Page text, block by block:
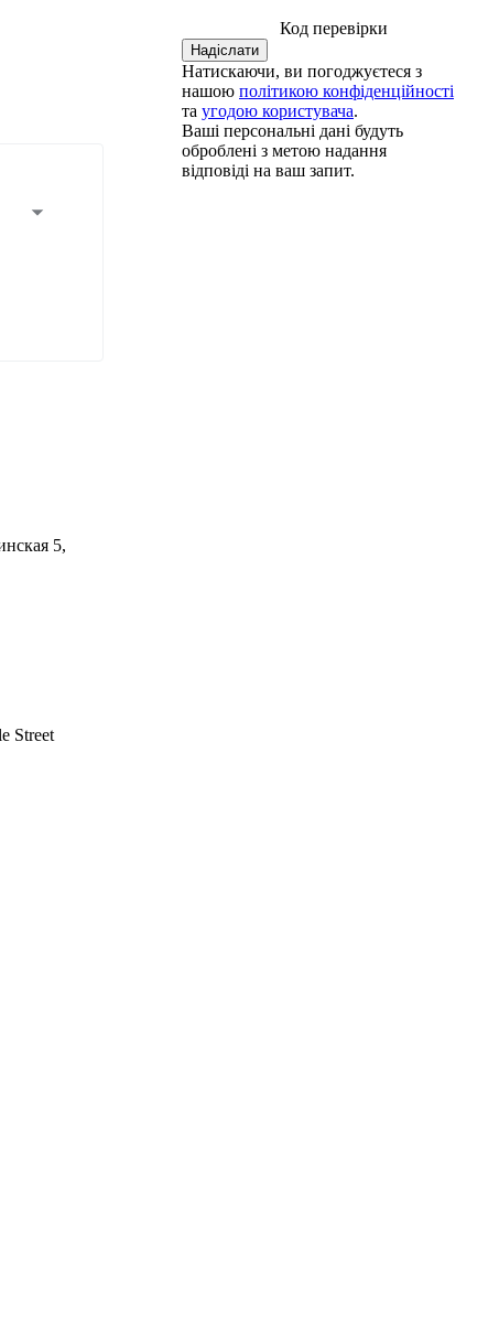
Код перевірки
Натискаючи, ви погоджуєтеся з
нашою політикою конфіденційності
та угодою користувача.
Ваші персональні дані будуть
оброблені з метою надання
відповіді на ваш запит.
5,
Street